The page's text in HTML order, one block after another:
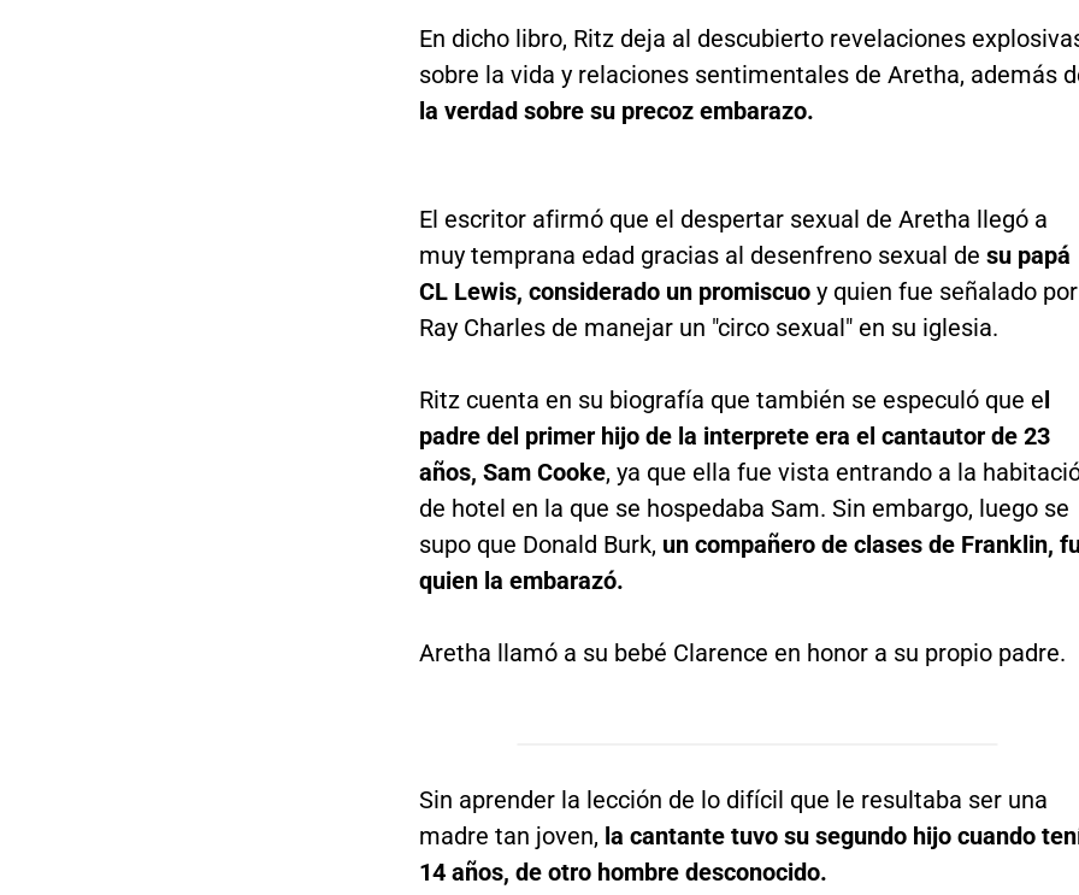
En dicho libro, Ritz deja al descubierto revelaciones
sobre la vida y relaciones sentimentales de Aretha, además
la verdad sobre su precoz embarazo.
El escritor afirmó que el despertar sexual de Aretha llegó a
muy temprana edad gracias al desenfreno sexual de su papá
CL Lewis, considerado un promiscuoy quien fue señalado por
Ray Charles de manejar un "circo sexual" en su iglesia.
Ritz cuenta en su biografía que también se especuló que el
padre del primer hijo de la interprete era el cantautor de 23
años, Sam Cooke, ya que ella fue vista entrando a la
de hotel en la que se hospedaba Sam. Sin embargo, luego se
supo que Donald Burk, un compañero de clases de Franklin,
quien la embarazó.
Aretha llamó a su bebé Clarence en honor a su propio padre.
Sin aprender la lección de lo difícil que le resultaba ser una
madre tan joven, la cantante tuvo su segundo hijo cuando
14 años, de otro hombre desconocido.